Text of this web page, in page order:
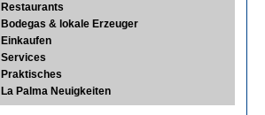
Restaurants
Bodegas & lokale Erzeuger
Einkaufen
Services
Praktisches
La Palma Neuigkeiten